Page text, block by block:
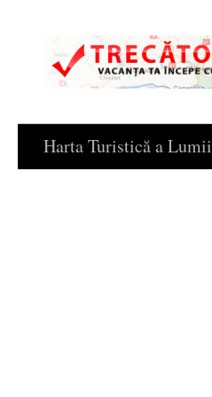
Skip to content
Harta Turistică a Lumii